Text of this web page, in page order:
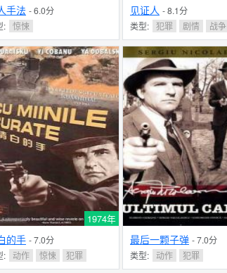
手法 - 6.0分
: 惊悚
见证人 - 8.1分
类型: 犯罪 剧情 战争
1974年
的手 - 7.0分
:
动作 惊悚 犯罪
最后一颗子弹 - 7.0分
类型:
动作 犯罪